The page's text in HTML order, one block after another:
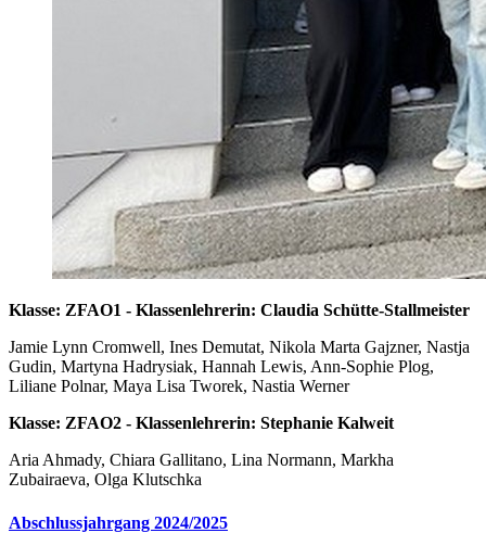
Klasse: ZFAO1 - Klassenlehrerin: Claudia Schütte-Stallmeister
Jamie Lynn Cromwell, Ines Demutat, Nikola Marta Gajzner, Nastja
Gudin, Martyna Hadrysiak, Hannah Lewis, Ann-Sophie Plog,
Liliane Polnar, Maya Lisa Tworek, Nastia Werner
Klasse: ZFAO2 - Klassenlehrerin: Stephanie Kalweit
Aria Ahmady, Chiara Gallitano, Lina Normann, Markha
Zubairaeva, Olga Klutschka
Abschlussjahrgang 2024/2025